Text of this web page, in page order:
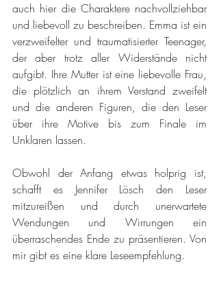
auch hier die Charaktere nachvollziehbar
und liebevoll zu beschreiben. Emma ist ein
verzweifelter und traumatisierter Teenager,
der aber trotz aller Widerstände nicht
aufgibt. Ihre Mutter ist eine liebevolle Frau,
die plötzlich an ihrem Verstand zweifelt
und die anderen Figuren, die den Leser
über ihre Motive bis zum Finale im
Unklaren lassen.
Obwohl der Anfang etwas holprig ist,
schafft es Jennifer Lösch den Leser
mitzureißen und durch unerwartete
Wendungen und Wirrungen ein
überraschendes Ende zu präsentieren. Von
mir gibt es eine klare Leseempfehlung.